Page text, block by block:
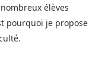
élèves
pourquoi je propose